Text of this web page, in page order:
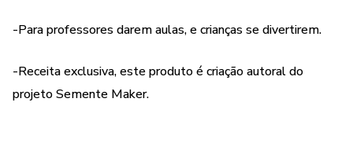
-Para professores darem aulas, e crianças se divertirem.
-Receita exclusiva, este produto é criação autoral do
projeto Semente Maker.